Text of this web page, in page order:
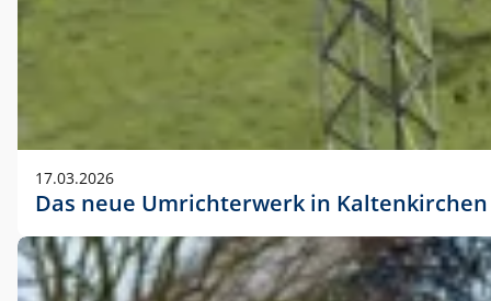
17.03.2026
Das neue Umrichterwerk in Kaltenkirchen